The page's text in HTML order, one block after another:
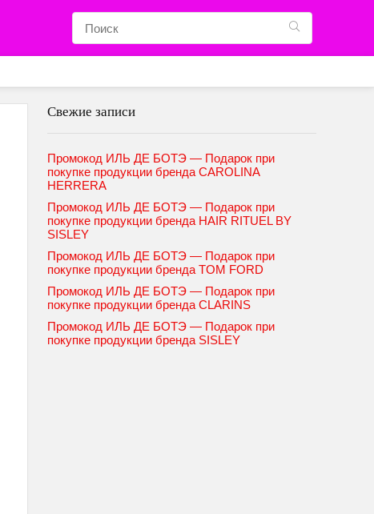
Свежие записи
Промокод ИЛЬ ДЕ БОТЭ — Подарок при
покупке продукции бренда CAROLINA
HERRERA
Промокод ИЛЬ ДЕ БОТЭ — Подарок при
покупке продукции бренда HAIR RITUEL BY
SISLEY
Промокод ИЛЬ ДЕ БОТЭ — Подарок при
покупке продукции бренда TOM FORD
Промокод ИЛЬ ДЕ БОТЭ — Подарок при
покупке продукции бренда CLARINS
Промокод ИЛЬ ДЕ БОТЭ — Подарок при
покупке продукции бренда SISLEY